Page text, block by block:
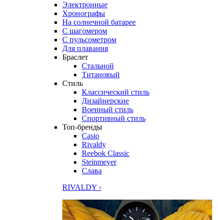
Электронные
Хронографы
На солнечной батарее
С шагомером
С пульсометром
Для плавания
Браслет
Стальной
Титановый
Стиль
Классический стиль
Дизайнерские
Военный стиль
Спортивный стиль
Топ-бренды
Casio
Rivaldy
Reebok Classic
Steinmeyer
Слава
RIVALDY ›